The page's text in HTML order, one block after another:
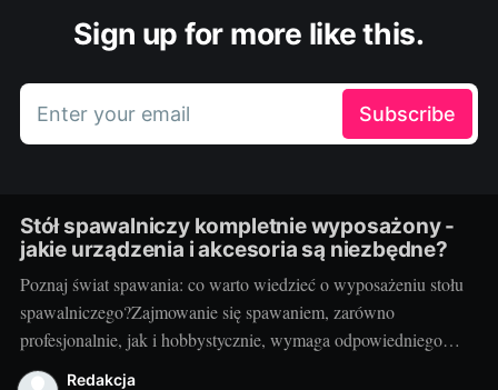
Sign up for more like this.
Enter your email Subscribe
Stół spawalniczy kompletnie wyposażony -
jakie urządzenia i akcesoria są niezbędne?
Poznaj świat spawania: co warto wiedzieć o wyposażeniu stołu
spawalniczego?Zajmowanie się spawaniem, zarówno
profesjonalnie, jak i hobbystycznie, wymaga odpowiedniego
wyposażenia stołu spawalniczego. Wybór odpowiednich
Redakcja